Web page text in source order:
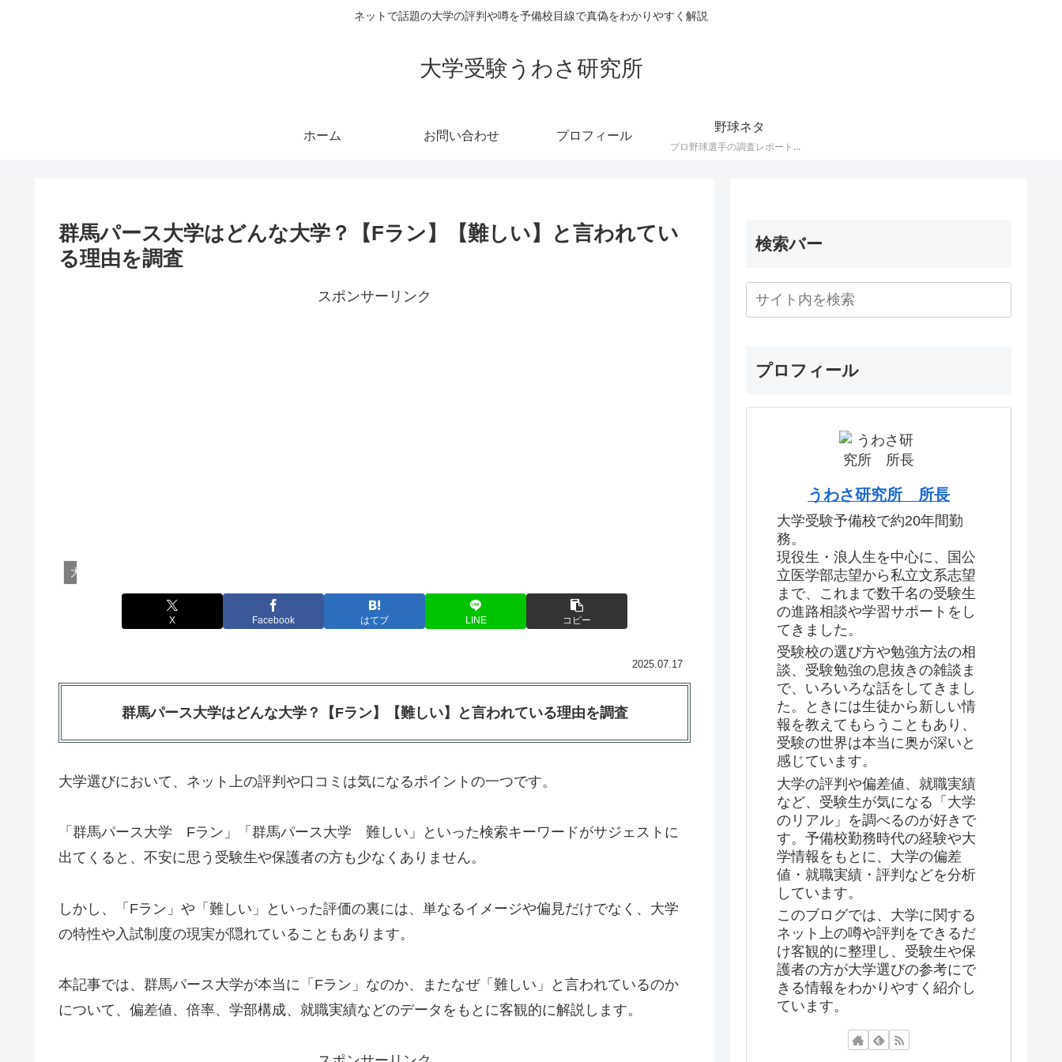
ネットで話題の大学の評判や噂を予備校目線で真偽をわかりやすく解説
大学受験うわさ研究所
ホーム お問い合わせ プロフィール
野球ネタ
プロ野球選手の調査レポートを掲載しています。
群馬パース大学はどんな大学？【Fラン】【難しい】と言われてい
る理由を調査
スポンサーリンク
大学あれこれ
X Facebook はてブ LINE コピー
2025.07.17
群馬パース大学はどんな大学？【Fラン】【難しい】と言われている理由を調査
大学選びにおいて、ネット上の評判や口コミは気になるポイントの一つです。
「群馬パース大学 Fラン」「群馬パース大学 難しい」といった検索キーワードがサジェストに
出てくると、不安に思う受験生や保護者の方も少なくありません。
しかし、「Fラン」や「難しい」といった評価の裏には、単なるイメージや偏見だけでなく、大学
の特性や入試制度の現実が隠れていることもあります。
本記事では、群馬パース大学が本当に「Fラン」なのか、またなぜ「難しい」と言われているのか
について、偏差値、倍率、学部構成、就職実績などのデータをもとに客観的に解説します。
検索バー
プロフィール
うわさ研究所 所長
大学受験予備校で約20年間勤
務。
現役生・浪人生を中心に、国公
立医学部志望から私立文系志望
まで、これまで数千名の受験生
の進路相談や学習サポートをし
てきました。
受験校の選び方や勉強方法の相
談、受験勉強の息抜きの雑談ま
で、いろいろな話をしてきまし
た。ときには生徒から新しい情
報を教えてもらうこともあり、
受験の世界は本当に奥が深いと
感じています。
大学の評判や偏差値、就職実績
など、受験生が気になる「大学
のリアル」を調べるのが好きで
す。予備校勤務時代の経験や大
学情報をもとに、大学の偏差
値・就職実績・評判などを分析
しています。
このブログでは、大学に関する
ネット上の噂や評判をできるだ
け客観的に整理し、受験生や保
護者の方が大学選びの参考にで
きる情報をわかりやすく紹介し
ています。